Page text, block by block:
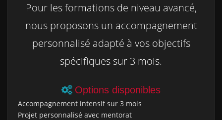
Pour les formations de niveau avancé,
nous proposons un accompagnement
personnalisé adapté à vos objectifs
spécifiques sur 3 mois.
Options disponibles
Accompagnement intensif sur 3 mois
Projet personnalisé avec mentorat